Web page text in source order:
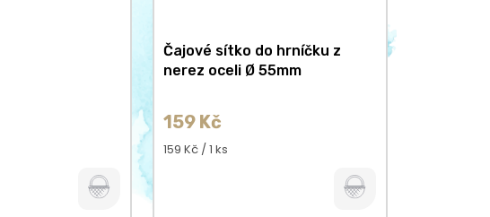
Čajové sítko do hrníčku z
nerez oceli Ø 55mm
159 Kč
Měrná
159 Kč / 1 ks